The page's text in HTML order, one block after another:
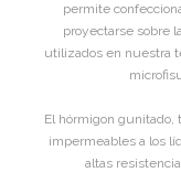
permite
proyectarse sobre
utilizados en nuestra
El hórmigon
impermeables a los
altas